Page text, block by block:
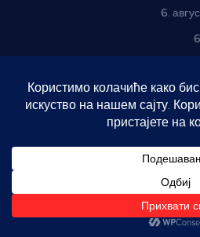
6.
Максимовић 6. август 2026.
Александровац спреман за 61.
Нова игралишта стижу у
5. август 2026.